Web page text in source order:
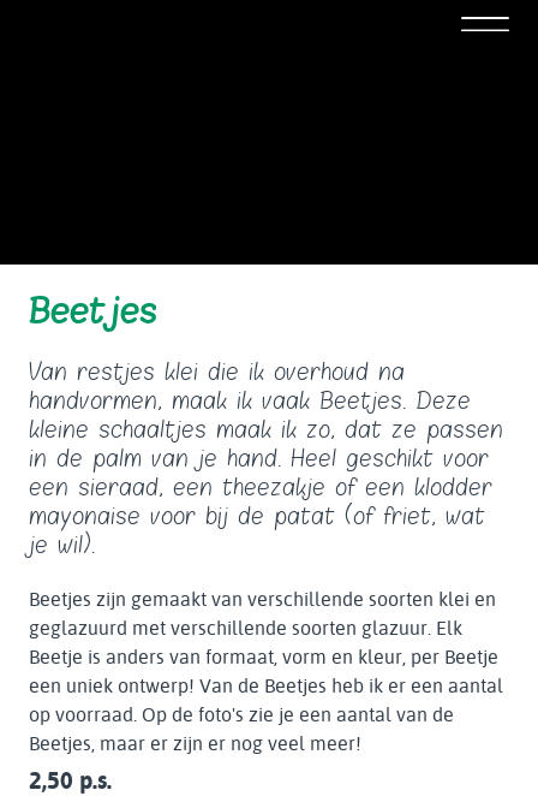
Beetjes
Van restjes klei die ik overhoud na
handvormen, maak ik vaak Beetjes. Deze
kleine schaaltjes maak ik zo, dat ze passen
in de palm van je hand. Heel geschikt voor
een sieraad, een theezakje of een klodder
mayonaise voor bij de patat (of friet, wat
je wil).
Beetjes zijn gemaakt van verschillende soorten klei en
geglazuurd met verschillende soorten glazuur. Elk
Beetje is anders van formaat, vorm en kleur, per Beetje
een uniek ontwerp! Van de Beetjes heb ik er een aantal
op voorraad. Op de foto's zie je een aantal van de
Beetjes, maar er zijn er nog veel meer!
2,50 p.s.